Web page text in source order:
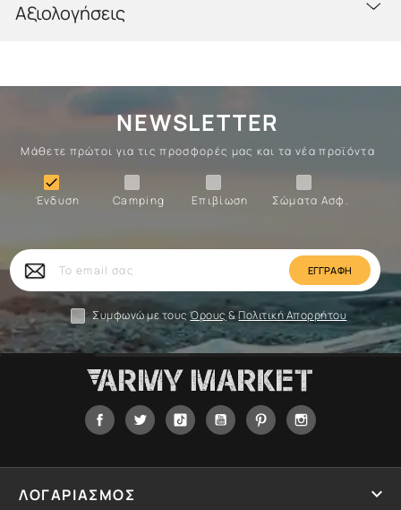
Αξιολογήσεις
NEWSLETTER
Μάθετε πρώτοι για τις προσφορές μας και τα νέα προϊόντα
Σώματα Ασφ.
Επιβίωση
Camping
Ένδυση

Ένδυση
Το
email
σας
Συμφωνώ με τουςΌρους &Πολιτική Απορρήτου
FacebookTwitter Tiktok YouTube Pinterest
ΛΟΓΑΡΙΑΣΜΟΣ 